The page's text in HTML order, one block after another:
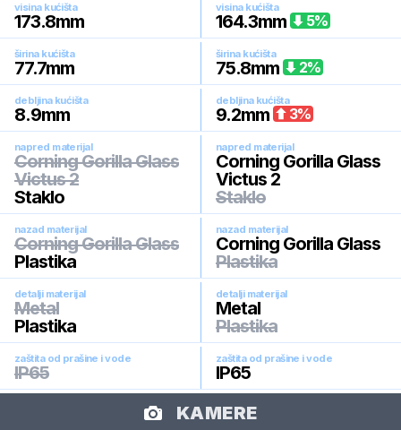
visina kućišta
173.8mm
visina kućišta
164.3mm 5%
širina kućišta
77.7mm
širina kućišta
75.8mm 2%
debljina kućišta
8.9mm
debljina kućišta
9.2mm 3%
napred materijal
Corning Gorilla Glass
Victus 2
Staklo
napred materijal
Corning Gorilla Glass
Victus 2
Staklo
nazad materijal
Corning Gorilla Glass
Plastika
nazad materijal
Corning Gorilla Glass
Plastika
detalji materijal
Metal
Plastika
detalji materijal
Metal
Plastika
zaštita od prašine i vode
IP65
zaštita od prašine i vode
IP65
KAMERE